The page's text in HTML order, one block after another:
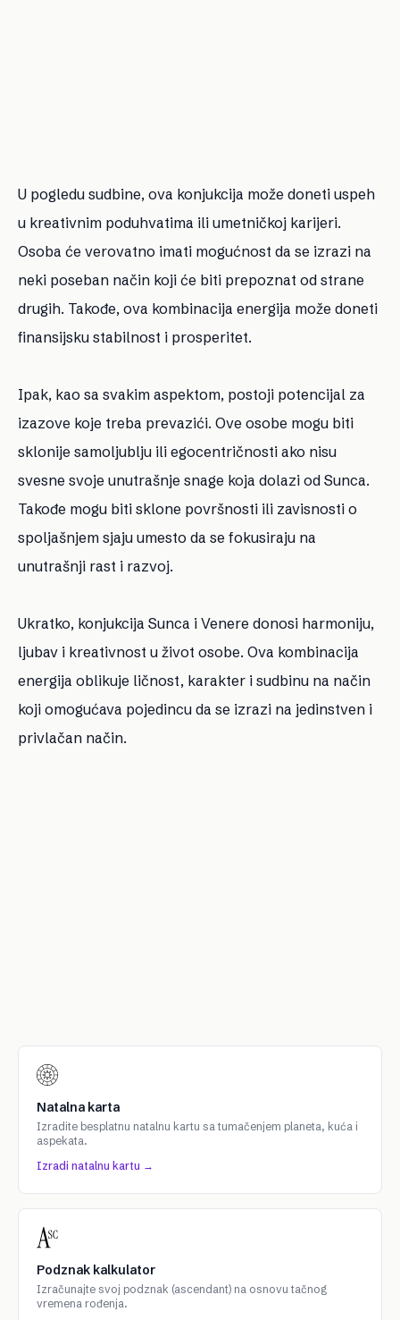
U pogledu sudbine, ova konjukcija može doneti uspeh
u kreativnim poduhvatima ili umetničkoj karijeri.
Osoba će verovatno imati mogućnost da se izrazi na
neki poseban način koji će biti prepoznat od strane
drugih. Takođe, ova kombinacija energija može doneti
finansijsku stabilnost i prosperitet.
Ipak, kao sa svakim aspektom, postoji potencijal za
izazove koje treba prevazići. Ove osobe mogu biti
sklonije samoljublju ili egocentričnosti ako nisu
svesne svoje unutrašnje snage koja dolazi od Sunca.
Takođe mogu biti sklone površnosti ili zavisnosti o
spoljašnjem sjaju umesto da se fokusiraju na
unutrašnji rast i razvoj.
Ukratko, konjukcija Sunca i Venere donosi harmoniju,
ljubav i kreativnost u život osobe. Ova kombinacija
energija oblikuje ličnost, karakter i sudbinu na način
koji omogućava pojedincu da se izrazi na jedinstven i
privlačan način.
Natalna karta
Izradite besplatnu natalnu kartu sa tumačenjem planeta, kuća i
aspekata.
Izradi natalnu kartu →
Podznak kalkulator
Izračunajte svoj podznak (ascendant) na osnovu tačnog
vremena rođenja.